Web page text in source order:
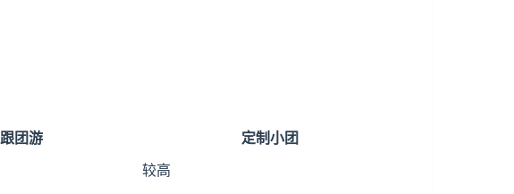
跟团游 定制小团
较高